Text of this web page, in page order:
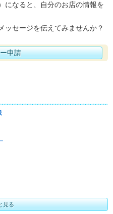
になると、自分のお店の情報を
ッセージを伝えてみませんか？
申請
見る